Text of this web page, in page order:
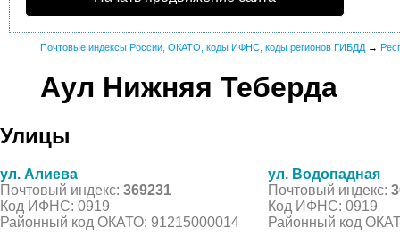
Почтовые индексы России, ОКАТО, коды ИФНС, коды регионов ГИБДД →
Аул Нижняя Теберда
Улицы
ул. Алиева
Почтовый индекс: 369231
Код ИФНС: 0919
Районный код ОКАТО: 91215000014
ул. Водопадная
Почтовый индекс:
Код ИФНС: 0919
Районный код